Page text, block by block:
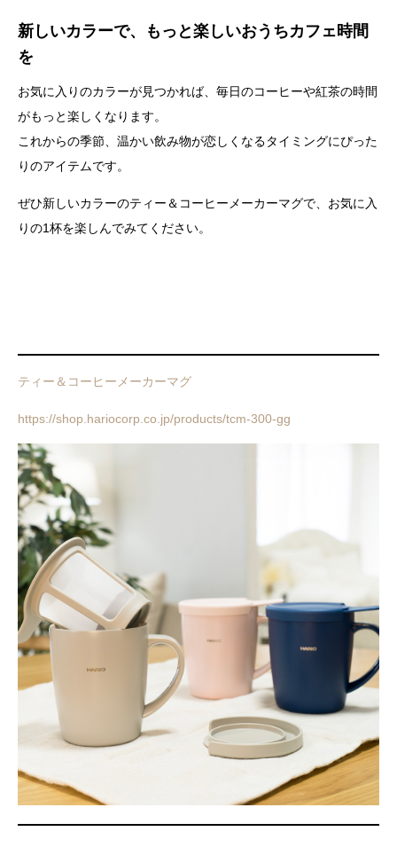
新しいカラーで、もっと楽しいおうちカフェ時間
を
お気に入りのカラーが見つかれば、毎日のコーヒーや紅茶の時間
がもっと楽しくなります。
これからの季節、温かい飲み物が恋しくなるタイミングにぴった
りのアイテムです。
ぜひ新しいカラーのティー＆コーヒーメーカーマグで、お気に入
りの1杯を楽しんでみてください。
ティー＆コーヒーメーカーマグ
https://shop.hariocorp.co.jp/products/tcm-300-gg